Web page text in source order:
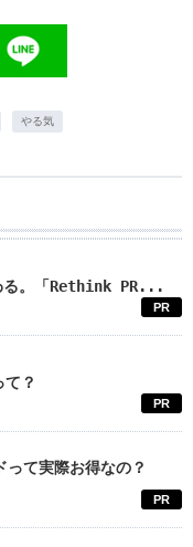
やる気
る。「Rethink PR...
PR
て？
PR
て実際お得なの？
PR